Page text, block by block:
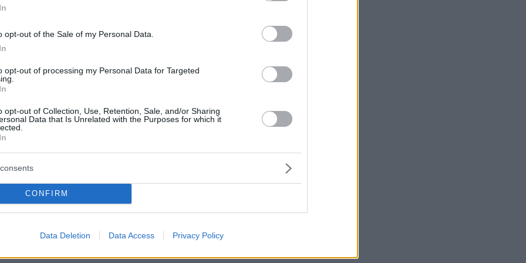
opt-out of the Sale of my Personal Data.
opt-out of processing my Personal Data for Targeted
opt-out of Collection, Use, Retention, Sale, and/or Sharing
Data that Is Unrelated with the Purposes for which it
CONFIRM
Data Deletion Data Access Privacy Policy
στα Λιόσια: «Δεν άντεχα
μυρωδιά και αναγκάστηκα να
και πόδια σε κάδο κοντά στο σπίτι - Από τον
νεκρός ο ηλικιωμένος - Τι αναφέρουν οι
έπεφτε ο γιος του
που βρέθηκε
στα Λιόσια - «Δεν
την πόρτα από τη μυρωδιά»
στο σημείο ο 57χρονος γιος - Τι λένε οι